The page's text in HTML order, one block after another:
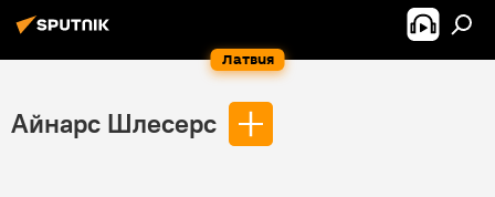
Латвия
Айнарс Шлесерс